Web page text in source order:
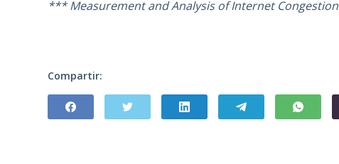
*** Measurement and Analysis of Internet Congestion
Compartir: